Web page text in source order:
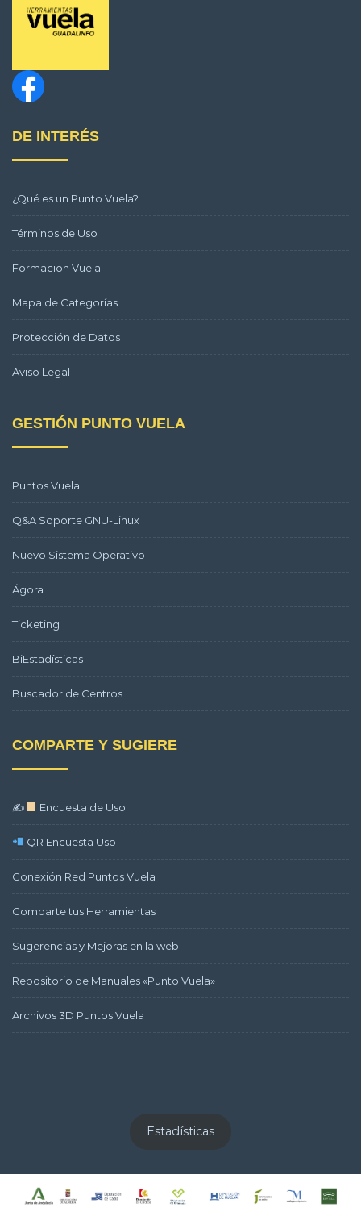
DE INTERÉS
¿Qué es un Punto Vuela?
Términos de Uso
Formacion Vuela
Mapa de Categorías
Protección de Datos
Aviso Legal
GESTIÓN PUNTO VUELA
Puntos Vuela
Q&A Soporte GNU-Linux
Nuevo Sistema Operativo
Ágora
Ticketing
BiEstadísticas
Buscador de Centros
COMPARTE Y SUGIERE
✍ Encuesta de Uso
QR Encuesta Uso
Conexión Red Puntos Vuela
Comparte tus Herramientas
Sugerencias y Mejoras en la web
Repositorio de Manuales «Punto Vuela»
Archivos 3D Puntos Vuela
Estadísticas